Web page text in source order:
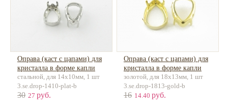
Оправа (каст с цапами) для
кристалла в форме капли
стальной, для 14х10мм, 1 шт
3.se.drop-1410-plat-b
30 27 руб.
Оправа (каст с цапами) для
кристалла в форме капли
золотой, для 18х13мм, 1 шт
3.se.drop-1813-gold-b
16 14.40 руб.